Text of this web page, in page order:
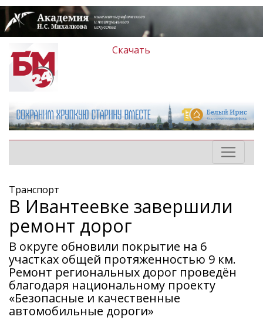
Скачать
Транспорт
В Ивантеевке завершили
ремонт дорог
В округе обновили покрытие на 6
участках общей протяженностью 9 км.
Ремонт региональных дорог проведён
благодаря национальному проекту
«Безопасные и качественные
автомобильные дороги»